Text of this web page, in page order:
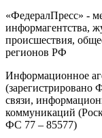
«ФедералПресс» -
информагентства,
происшествия,
регионов РФ
Информационное
(зарегистрировано
связи,
коммуникаций
ФС 77 – 85577)